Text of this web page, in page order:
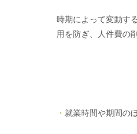
時期によって変動す
用を防ぎ、人件費の
・ 就業時間や期間の